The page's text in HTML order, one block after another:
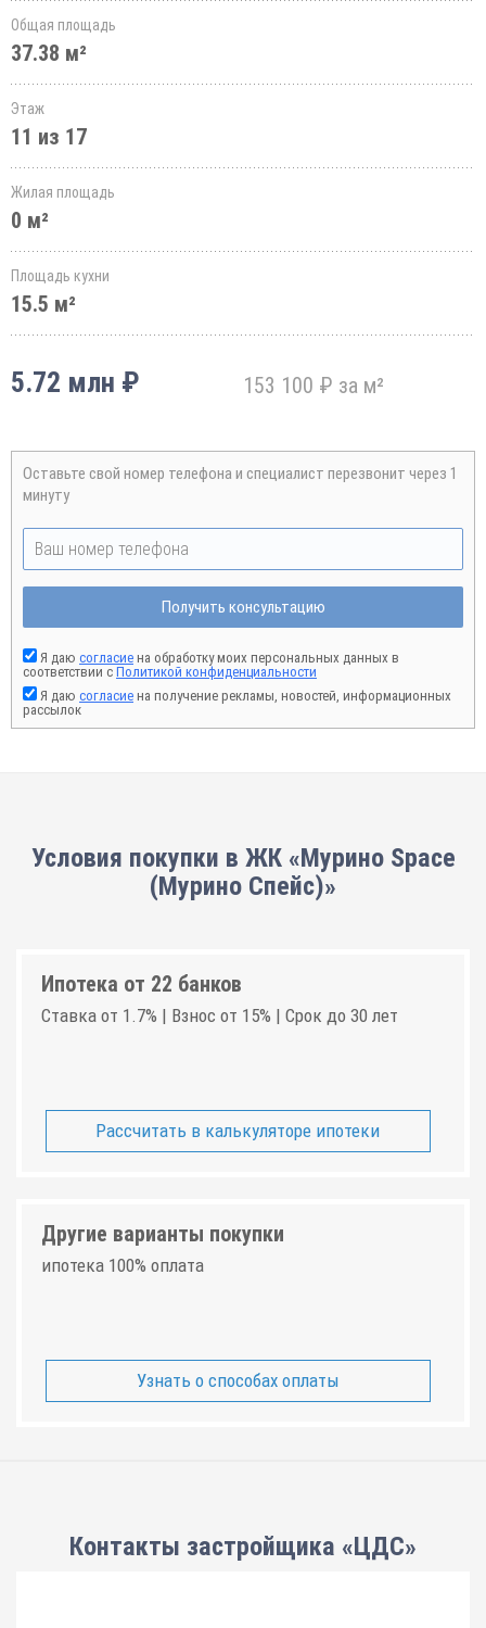
Общая площадь
37.38 м²
Этаж
11 из 17
Жилая площадь
0 м²
Площадь кухни
15.5 м²
5.72 млн ₽ 153 100 ₽ за м²
Оставьте свой номер телефона и специалист перезвонит через 1
минуту
Получить консультацию
Я даю согласие на обработку моих персональных данных в
соответствии с Политикой конфиденциальности
Я даю согласие на получение рекламы, новостей, информационных
рассылок
Условия покупки в ЖК «Мурино Space
(Мурино Спейс)»
Ипотека от 22 банков
Ставка от 1.7% | Взнос от 15% | Срок до 30 лет
Рассчитать в калькуляторе ипотеки
Другие варианты покупки
ипотека 100% оплата
Узнать о способах оплаты
Контакты застройщика «ЦДС»